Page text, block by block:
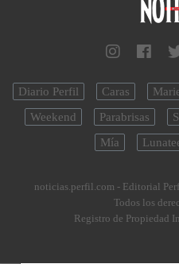
Diario Perfil Caras
Weekend
Parabrisas
Mía
noticias.perfil.com - Editorial
Todos los
Registro de Propiedad